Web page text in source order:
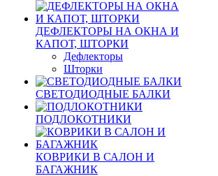
ДЕФЛЕКТОРЫ НА ОКНА И
КАПОТ, ШТОРКИ
Дефлекторы
Шторки
СВЕТОДИОДНЫЕ БАЛКИ
ПОДЛОКОТНИКИ
КОВРИКИ В САЛОН И
БАГАЖНИК